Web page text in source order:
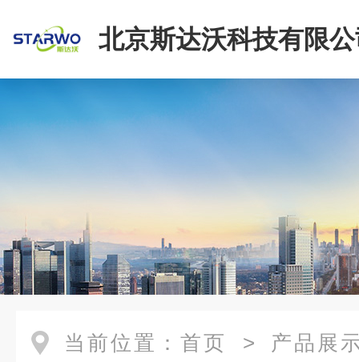
北京斯达沃科技有限
当前位置： 首页 > 产品展